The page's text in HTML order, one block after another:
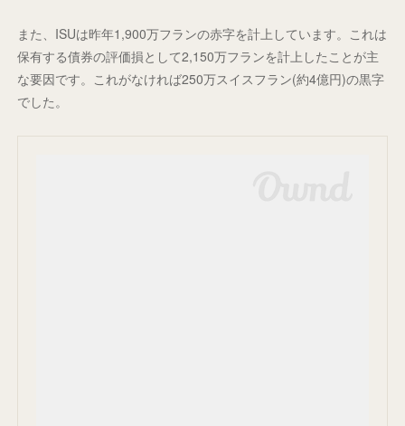
また、ISUは昨年1,900万フランの赤字を計上しています。これは
保有する債券の評価損として2,150万フランを計上したことが主
な要因です。これがなければ250万スイスフラン(約4億円)の黒字
でした。